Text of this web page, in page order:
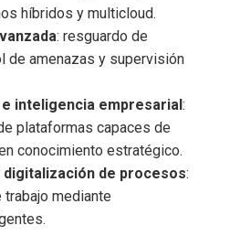
híbridos y multicloud.
: resguardo de
de amenazas y supervisión
inteligencia empresarial:
plataformas capaces de
conocimiento estratégico.
de procesos:
mediante